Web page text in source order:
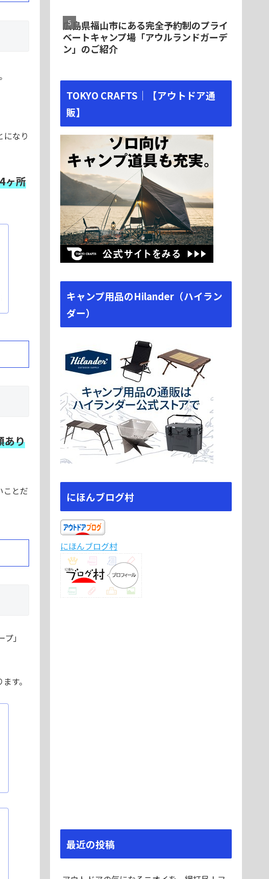
になり
ヶ所
あり
ことだ
」
す。
広島県福山市にある完全予約制のプライ
ベートキャンプ場「アウルランドガーデ
ン」のご紹介
TOKYO CRAFTS｜【アウトドア通
販】
キャンプ用品のHilander（ハイラン
ダー）
にほんブログ村
にほんブログ村
最近の投稿